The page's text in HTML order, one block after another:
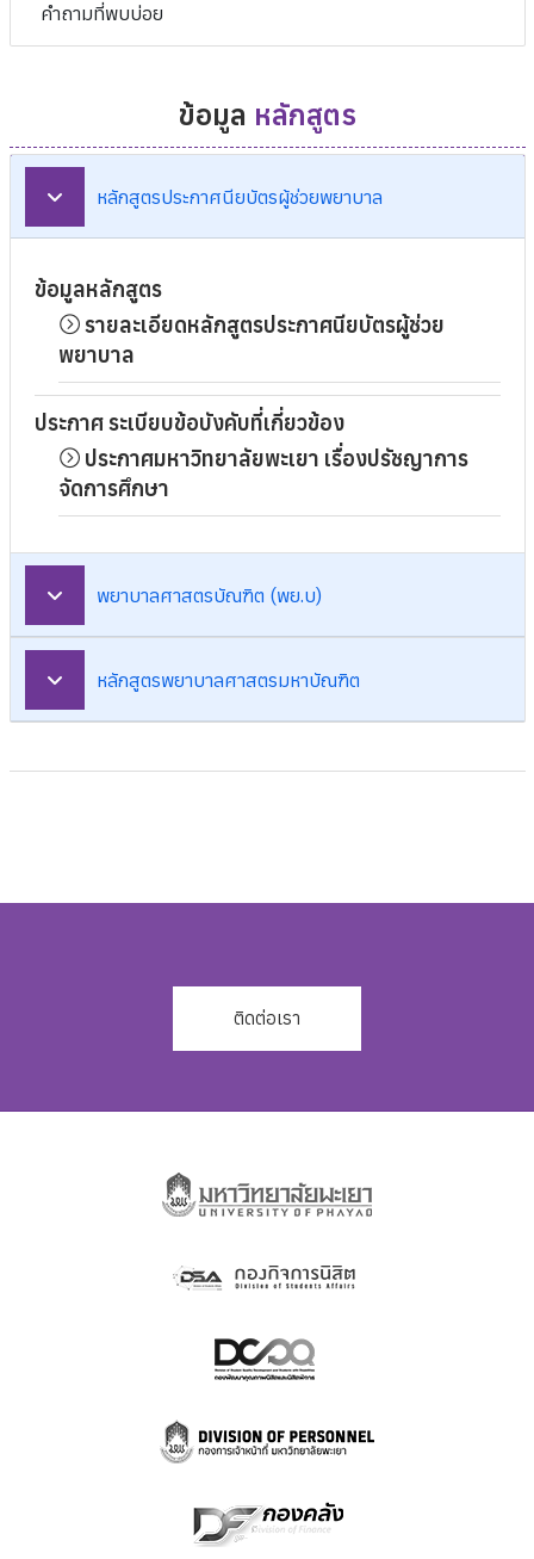
คำถามที่พบบ่อย
ข้อมูล หลักสูตร
หลักสูตรประกาศนียบัตรผู้ช่วยพยาบาล
ข้อมูลหลักสูตร
รายละเอียดหลักสูตรประกาศนียบัตรผู้ช่วย
พยาบาล
ประกาศ ระเบียบข้อบังคับที่เกี่ยวข้อง
ประกาศมหาวิทยาลัยพะเยา เรื่องปรัชญาการ
จัดการศึกษา
พยาบาลศาสตรบัณฑิต (พย.บ)
หลักสูตรพยาบาลศาสตรมหาบัณฑิต
ติดต่อเรา